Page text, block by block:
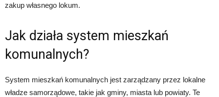
zakup własnego lokum.
Jak działa system mieszkań
komunalnych?
System mieszkań komunalnych jest zarządzany przez lokalne
władze samorządowe, takie jak gminy, miasta lub powiaty. Te